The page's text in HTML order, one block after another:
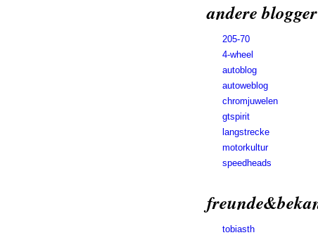
andere blogger
205-70
4-wheel
autoblog
autoweblog
chromjuwelen
gtspirit
langstrecke
motorkultur
speedheads
tobiasth